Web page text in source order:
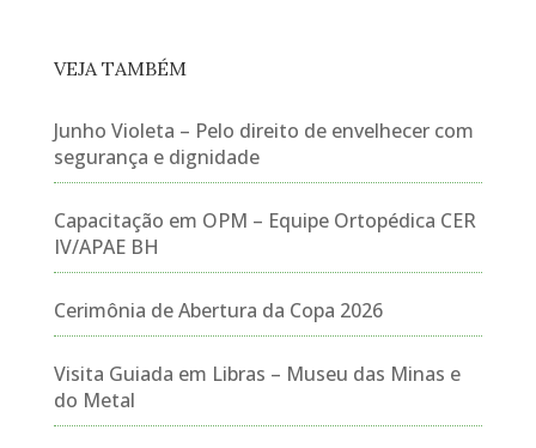
VEJA TAMBÉM
Junho Violeta – Pelo direito de envelhecer com
segurança e dignidade
Capacitação em OPM – Equipe Ortopédica CER
IV/APAE BH
Cerimônia de Abertura da Copa 2026
Visita Guiada em Libras – Museu das Minas e
do Metal